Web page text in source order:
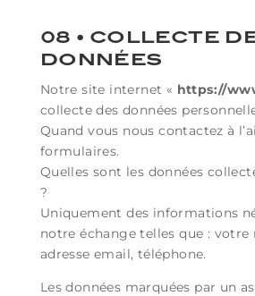
08 • COLLECTE
DONNÉES
Notre site internet « https://
collecte des données
Quand vous nous contactez à
formulaires.
Quelles sont les données
?
Uniquement des informations
notre échange telles que : votre
adresse email, téléphone.
Les données marquées par un